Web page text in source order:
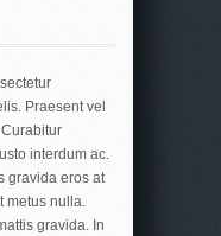
Praesent vel
interdum ac.
gravida eros at
metus nulla.
gravida. In